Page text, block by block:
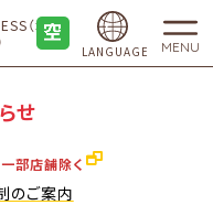
（地
LANGUAGE MENU
せ
部店舗除く
のご案内